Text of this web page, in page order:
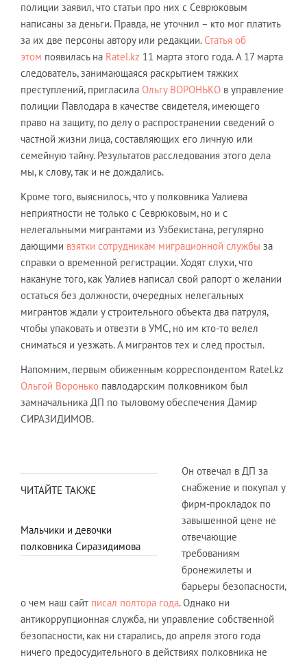
полиции заявил, что статьи про них с Севрюковым
написаны за деньги. Правда, не уточнил – кто мог платить
за их две персоны автору или редакции. Статья об
этом появилась на Ratel.kz 11 марта этого года. А 17 марта
следователь, занимающаяся раскрытием тяжких
преступлений, пригласила Ольгу ВОРОНЬКО в управление
полиции Павлодара в качестве свидетеля, имеющего
право на защиту, по делу о распространении сведений о
частной жизни лица, составляющих его личную или
семейную тайну. Результатов расследования этого дела
мы, к слову, так и не дождались.
Кроме того, выяснилось, что у полковника Уалиева
неприятности не только с Севрюковым, но и с
нелегальными мигрантами из Узбекистана, регулярно
дающими взятки сотрудникам миграционной службы за
справки о временной регистрации. Ходят слухи, что
накануне того, как Уалиев написал свой рапорт о желании
остаться без должности, очередных нелегальных
мигрантов ждали у строительного объекта два патруля,
чтобы упаковать и отвезти в УМС, но им кто-то велел
сниматься и уезжать. А мигрантов тех и след простыл.
Напомним, первым обиженным корреспондентом Ratel.kz
Ольгой Воронько павлодарским полковником был
замначальника ДП по тыловому обеспечения Дамир
СИРАЗИДИМОВ.
ЧИТАЙТЕ ТАКЖЕ
Мальчики и девочки
полковника Сиразидимова
Он отвечал в ДП за
снабжение и покупал у
фирм-прокладок по
завышенной цене не
отвечающие
требованиям
бронежилеты и
барьеры безопасности,
о чем наш сайт писал полтора года. Однако ни
антикоррупционная служба, ни управление собственной
безопасности, как ни старались, до апреля этого года
ничего предосудительного в действиях полковника не